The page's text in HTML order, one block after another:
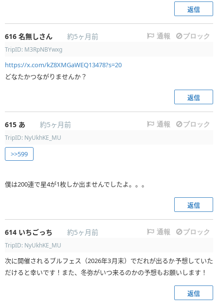
返信
616 名無しさん 約5ヶ月前 通報 ブロック
TripID: M3RpNBYwxg
https://x.com/kZ8XMGaWEQ13478?s=20
どなたかつながりませんか？
返信
615 あ 約5ヶ月前 通報 ブロック
TripID: NyUkhKE_MU
>>599
僕は200連で星4が1枚しか出ませんでしたよ。。。
返信
614 いちごっち 約5ヶ月前 通報 ブロック
TripID: NyUkhKE_MU
次に開催されるブルフェス（2026年3月末）でだれが出るか予想していた
だけると幸いです！また、冬弥がいつ来るのかの予想もお願いします！
返信